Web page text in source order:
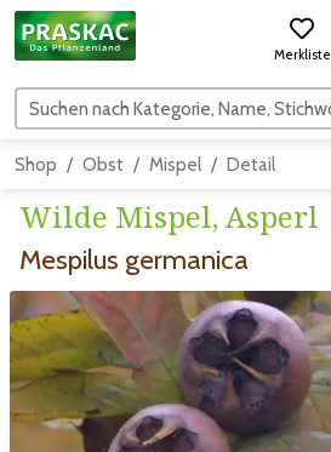
Merkliste
Shop Obst Mispel Detail
Wilde Mispel, Asperl
Mespilus germanica